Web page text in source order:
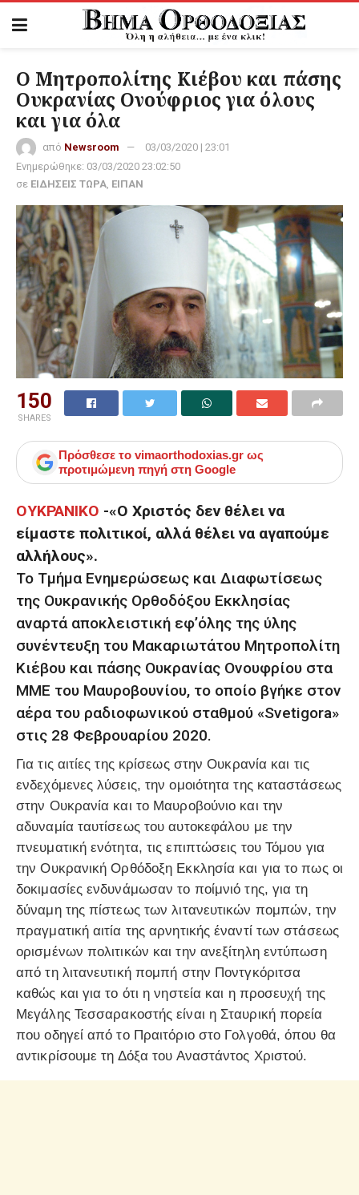
Ο Μητροπολίτης Κιέβου και πάσης
Ουκρανίας Ονούφριος για όλους
και για όλα
από Newsroom
03/03/2020 | 23:01
Ενημερώθηκε: 03/03/2020 23:02:50
σε ΕΙΔΗΣΕΙΣ ΤΩΡΑ, ΕΙΠΑΝ
150
SHARES
Πρόσθεσε το vimaorthodoxias.gr ως
προτιμώμενη πηγή στη Google
ΟΥΚΡΑΝΙΚΟ -«Ο Χριστός δεν θέλει να
είμαστε πολιτικοί, αλλά θέλει να αγαπούμε
αλλήλους».
Το Τμήμα Ενημερώσεως και Διαφωτίσεως
της Ουκρανικής Ορθοδόξου Εκκλησίας
αναρτά αποκλειστική εφ’όλης της ύλης
συνέντευξη του Μακαριωτάτου Μητροπολίτη
Κιέβου και πάσης Ουκρανίας Ονουφρίου στα
ΜΜΕ του Μαυροβουνίου, το οποίο βγήκε στον
αέρα του ραδιοφωνικού σταθμού «Svetigora»
στις 28 Φεβρουαρίου 2020.
Για τις αιτίες της κρίσεως στην Ουκρανία και τις
ενδεχόμενες λύσεις, την ομοιότητα της καταστάσεως
στην Ουκρανία και το Μαυροβούνιο και την
αδυναμία ταυτίσεως του αυτοκεφάλου με την
πνευματική ενότητα, τις επιπτώσεις του Τόμου για
την Ουκρανική Ορθόδοξη Εκκλησία και για το πως οι
δοκιμασίες ενδυνάμωσαν το ποίμνιό της, για τη
δύναμη της πίστεως των λιτανευτικών πομπών, την
πραγματική αιτία της αρνητικής έναντί των στάσεως
ορισμένων πολιτικών και την ανεξίτηλη εντύπωση
από τη λιτανευτική πομπή στην Ποντγκόριτσα
καθώς και για το ότι η νηστεία και η προσευχή της
Μεγάλης Τεσσαρακοστής είναι η Σταυρική πορεία
που οδηγεί από το Πραιτόριο στο Γολγοθά, όπου θα
αντικρίσουμε τη Δόξα του Αναστάντος Χριστού.